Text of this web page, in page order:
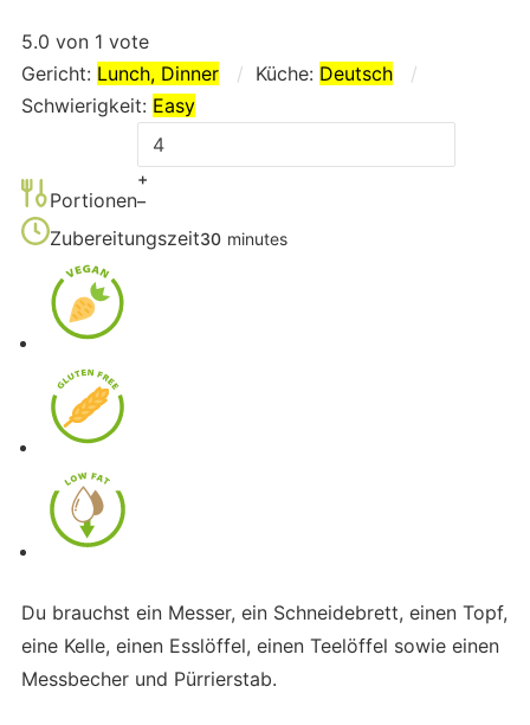
5.0 von 1 vote
Gericht: Lunch, Dinner Küche: Deutsch
Schwierigkeit: Easy
Portionen
servings
+
–
Zubereitungszeit30 minutes
Du brauchst ein Messer, ein Schneidebrett, einen Topf,
eine Kelle, einen Esslöffel, einen Teelöffel sowie einen
Messbecher und Pürrierstab.